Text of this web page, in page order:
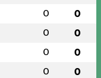
0 0
0 0
0 0
0 0